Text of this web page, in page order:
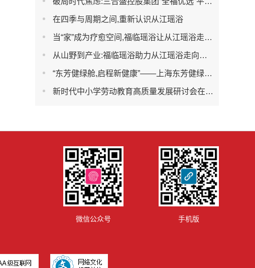
在四季与周期之间,重新认识从江瑶浴
当“家”成为疗愈空间,福临瑶浴让从江瑶浴走进日常生活
从山野到产业:福临瑶浴助力从江瑶浴走向共赢之路
“东芳健绿舱,启程新健康”——上海东芳健绿AI智能养身舱品牌发布会圆满成功
新时代中小学劳动教育高质量发展研讨会在杭州濮家小学教育集团笕新校区举办
手机版
微信公众号